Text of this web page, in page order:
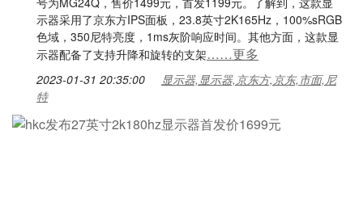
示器采用了京东方IPS面板，23.8英寸2K165Hz，100%sRGB
色域，350尼特亮度，1ms灰阶响应时间。其他方面，这款显
示器配备了支持升降和旋转的支架……更多
2023-01-31 20:35:00
显示器,显示器,京东方,京东,市面,尼
特